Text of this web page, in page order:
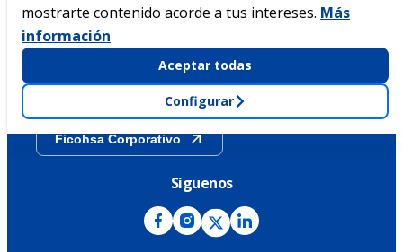
mostrarte contenido acorde a tus intereses. Más
información
Aceptar todas
Configurar
Sostenibilidad
Transparencia
Ficohsa Corporativo
Síguenos